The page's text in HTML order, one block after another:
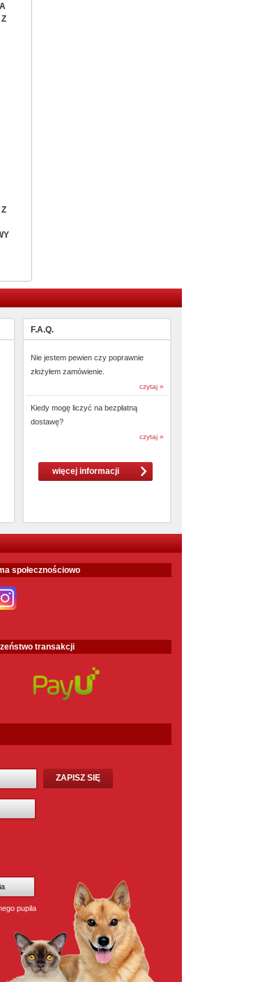
F.A.Q.
Nie jestem pewien czy poprawnie
złożyłem zamówienie.
czytaj »
Kiedy mogę liczyć na bezpłatną
dostawę?
czytaj »
więcej informacji
społecznościowo
transakcji
pupila